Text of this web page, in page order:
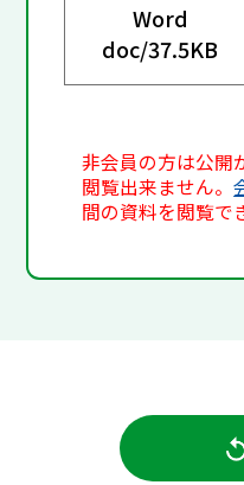
Word
doc/37.5KB
非会員の方は公開
閲覧出来ません。
間の資料を閲覧で